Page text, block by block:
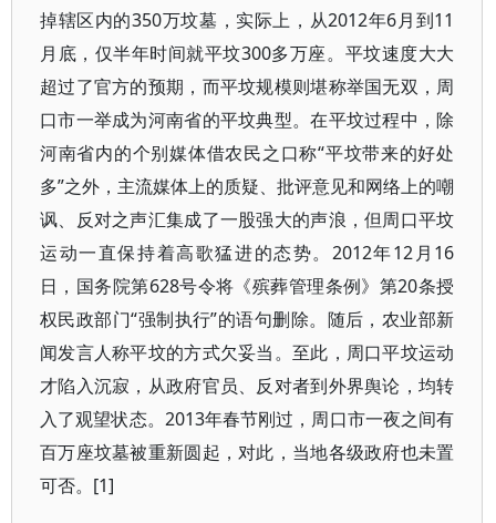
掉辖区内的350万坟墓，实际上，从2012年6月到11
月底，仅半年时间就平坟300多万座。平坟速度大大
超过了官方的预期，而平坟规模则堪称举国无双，周
口市一举成为河南省的平坟典型。在平坟过程中，除
河南省内的个别媒体借农民之口称“平坟带来的好处
多”之外，主流媒体上的质疑、批评意见和网络上的嘲
讽、反对之声汇集成了一股强大的声浪，但周口平坟
运动一直保持着高歌猛进的态势。2012年12月16
日，国务院第628号令将《殡葬管理条例》第20条授
权民政部门“强制执行”的语句删除。随后，农业部新
闻发言人称平坟的方式欠妥当。至此，周口平坟运动
才陷入沉寂，从政府官员、反对者到外界舆论，均转
入了观望状态。2013年春节刚过，周口市一夜之间有
百万座坟墓被重新圆起，对此，当地各级政府也未置
可否。[1]